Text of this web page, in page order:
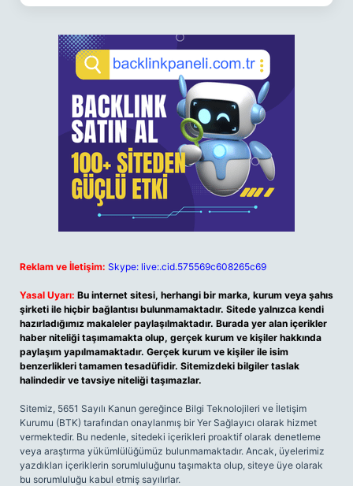
Reklam ve İletişim: Skype: live:.cid.575569c608265c69
Yasal Uyarı: Bu internet sitesi, herhangi bir marka, kurum veya şahıs
şirketi ile hiçbir bağlantısı bulunmamaktadır. Sitede yalnızca kendi
hazırladığımız makaleler paylaşılmaktadır. Burada yer alan içerikler
haber niteliği taşımamakta olup, gerçek kurum ve kişiler hakkında
paylaşım yapılmamaktadır. Gerçek kurum ve kişiler ile isim
benzerlikleri tamamen tesadüfidir. Sitemizdeki bilgiler taslak
halindedir ve tavsiye niteliği taşımazlar.
Sitemiz, 5651 Sayılı Kanun gereğince Bilgi Teknolojileri ve İletişim
Kurumu (BTK) tarafından onaylanmış bir Yer Sağlayıcı olarak hizmet
vermektedir. Bu nedenle, sitedeki içerikleri proaktif olarak denetleme
veya araştırma yükümlülüğümüz bulunmamaktadır. Ancak, üyelerimiz
yazdıkları içeriklerin sorumluluğunu taşımakta olup, siteye üye olarak
bu sorumluluğu kabul etmiş sayılırlar.